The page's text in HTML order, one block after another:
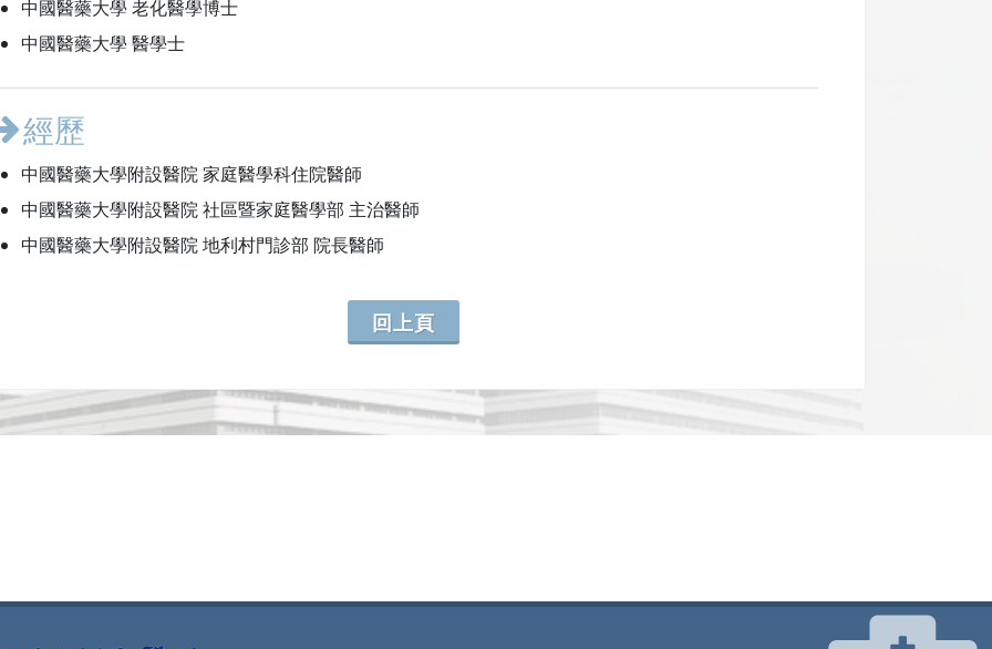
中國醫藥大學 老化醫學博士
中國醫藥大學 醫學士
經歷
中國醫藥大學附設醫院 家庭醫學科住院醫師
中國醫藥大學附設醫院 社區暨家庭醫學部 主治醫師
中國醫藥大學附設醫院 地利村門診部 院長醫師
回上頁